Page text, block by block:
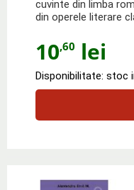
cuvinte din limba
din operele literare
10,60 lei
Disponibilitate: stoc